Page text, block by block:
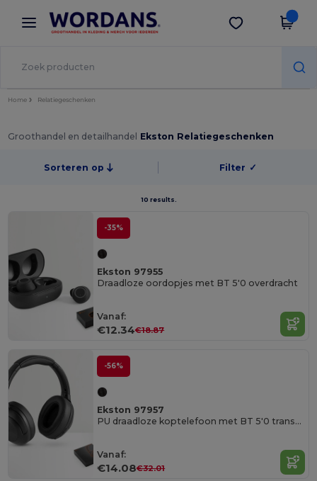
× Wordans-app
Betere prijzen in de app!
Download app
Home Relatiegeschenken
Groothandel en detailhandel Ekston Relatiegeschenken
Sorteren op Filter ✓
10 results.
-35%
Ekston 97955
Draadloze oordopjes met BT 5'0 overdracht
Vanaf:
€12.34€18.87
-56%
Ekston 97957
PU draadloze koptelefoon met BT 5'0 transmissie
Vanaf:
€14.08€32.01